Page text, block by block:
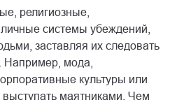
религиозные,
системы убеждений,
заставляя их следовать
мода,
культуры или
маятниками. Чем